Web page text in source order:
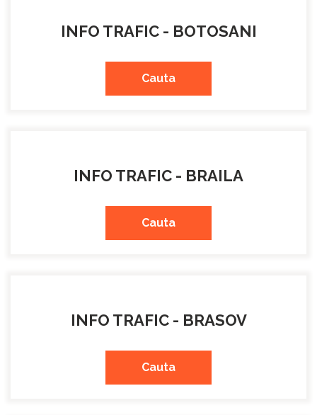
INFO TRAFIC - BOTOSANI
Cauta
INFO TRAFIC - BRAILA
Cauta
INFO TRAFIC - BRASOV
Cauta